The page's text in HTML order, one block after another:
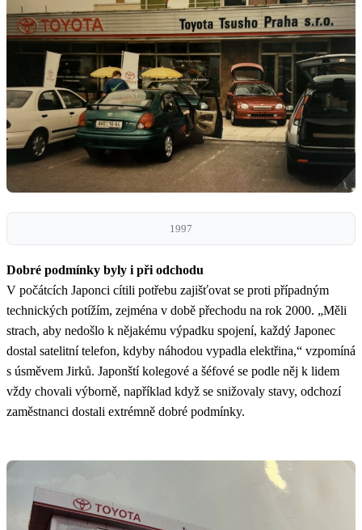
1997
Dobré podmínky byly i při odchodu
V počátcích Japonci cítili potřebu zajišťovat se proti případným
technických potížím, zejména v době přechodu na rok 2000. „Měli
strach, aby nedošlo k nějakému výpadku spojení, každý Japonec
dostal satelitní telefon, kdyby náhodou vypadla elektřina,“ vzpomíná
s úsměvem Jirků. Japonští kolegové a šéfové se podle něj k lidem
vždy chovali výborně, například když se snižovaly stavy, odchozí
zaměstnanci dostali extrémně dobré podmínky.